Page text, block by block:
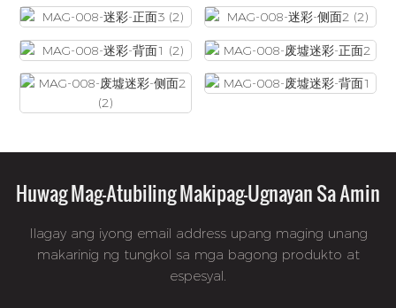
Huwag Mag-Atubiling Makipag-Ugnayan Sa Amin
Ilagay ang iyong email address upang maging unang
makarinig ng tungkol sa mga bagong produkto at
espesyal.